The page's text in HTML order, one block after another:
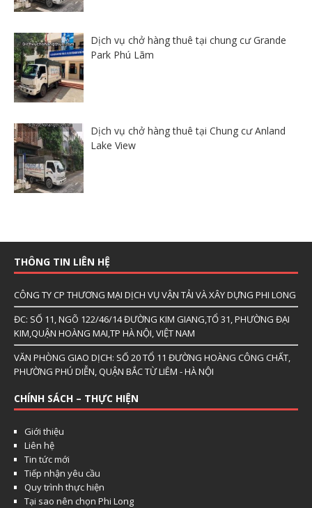
Dịch vụ chở hàng thuê tại chung cư Grande
Park Phú Lãm
Dịch vụ chở hàng thuê tại Chung cư Anland
Lake View
THÔNG TIN LIÊN HỆ
CÔNG TY CP THƯƠNG MẠI DỊCH VỤ VẬN TẢI VÀ XÂY DỰNG PHI LONG
ĐC: SỐ 11, NGÕ 122/46/14 ĐƯỜNG KIM GIANG,TỔ 31, PHƯỜNG ĐẠI
KIM,QUẬN HOÀNG MAI,TP HÀ NỘI, VIỆT NAM
VĂN PHÒNG GIAO DỊCH: SỐ 20 TỔ 11 ĐƯỜNG HOÀNG CÔNG CHẤT,
PHƯỜNG PHÚ DIỄN, QUẬN BẮC TỪ LIÊM - HÀ NỘI
CHÍNH SÁCH – THỰC HIỆN
Giới thiệu
Liên hệ
Tin tức mới
Tiếp nhận yêu cầu
Quy trình thực hiện
Tại sao nên chọn Phi Long